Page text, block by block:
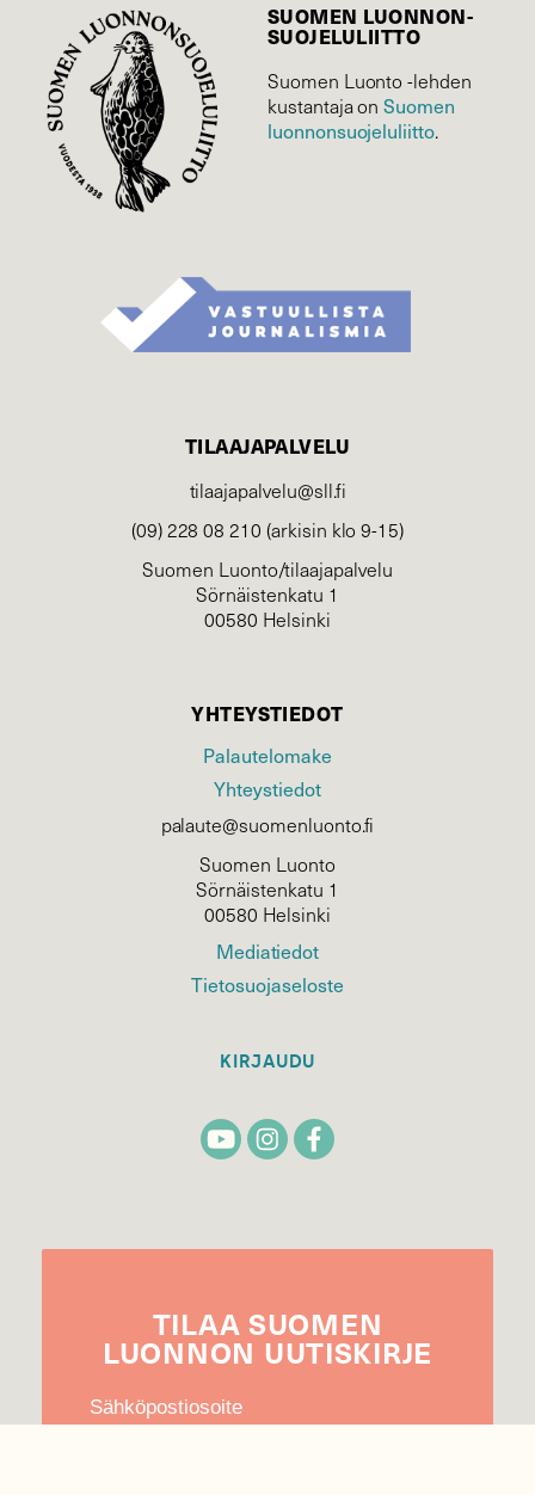
SUOMEN LUONNON­
SUOJELU­LIITTO
Suomen Luonto -lehden
kustantaja onSuomen
luonnonsuojelu­liitto.
TILAAJAPALVELU
tilaajapalvelu@sll.fi
(09) 228 08 210 (arkisin klo 9-15)
Suomen Luonto/tilaajapalvelu
Sörnäistenkatu 1
00580 Helsinki
YHTEYSTIEDOT
Palautelomake
Yhteystiedot
palaute@suomenluonto.fi
Suomen Luonto
Sörnäistenkatu 1
00580 Helsinki
Mediatiedot
Tietosuojaseloste
KIRJAUDU
TILAA SUOMEN
LUONNON UUTIS­KIRJE
Sähköpostiosoite